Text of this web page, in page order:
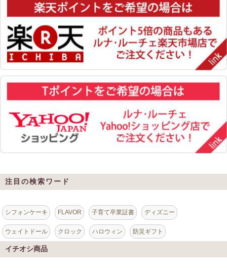
注目の検索ワード
シフォンケーキ FLAVOR 子育て卒業証書 ディズニー
ウェイトドール クロック ハロウィン 防災ギフト
イチオシ商品